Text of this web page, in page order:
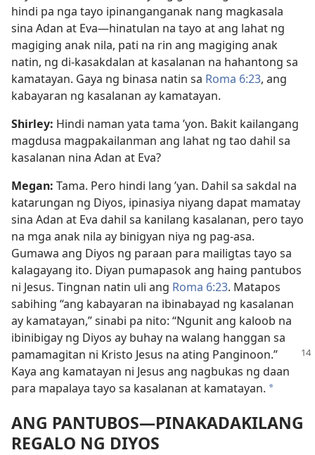
hindi pa nga tayo ipinanganganak nang magkasala
sina Adan at Eva—hinatulan na tayo at ang lahat ng
magiging anak nila, pati na rin ang magiging anak
natin, ng di-kasakdalan at kasalanan na hahantong sa
kamatayan. Gaya ng binasa natin sa Roma 6:23, ang
kabayaran ng kasalanan ay kamatayan.
Shirley: Hindi naman yata tama ’yon. Bakit kailangang
magdusa magpakailanman ang lahat ng tao dahil sa
kasalanan nina Adan at Eva?
Megan: Tama. Pero hindi lang ’yan. Dahil sa sakdal na
katarungan ng Diyos, ipinasiya niyang dapat mamatay
sina Adan at Eva dahil sa kanilang kasalanan, pero tayo
na mga anak nila ay binigyan niya ng pag-asa.
Gumawa ang Diyos ng paraan para mailigtas tayo sa
kalagayang ito. Diyan pumapasok ang haing pantubos
ni Jesus. Tingnan natin uli ang Roma 6:23. Matapos
sabihing “ang kabayaran na ibinabayad ng kasalanan
ay kamatayan,” sinabi pa nito: “Ngunit ang kaloob na
ibinibigay ng Diyos ay buhay na walang hanggan sa
pamamagitan ni Kristo Jesus na ating Panginoon.”
Kaya ang kamatayan ni Jesus ang nagbukas ng daan
para mapalaya tayo sa kasalanan at kamatayan. *
ANG PANTUBOS—PINAKADAKILANG
REGALO NG DIYOS